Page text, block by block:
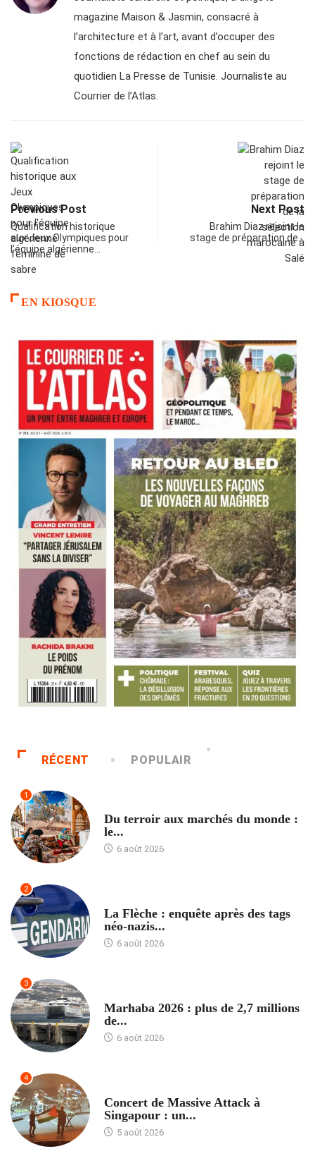
magazine Maison & Jasmin, consacré à
l’architecture et à l’art, avant d’occuper des
fonctions de rédaction en chef au sein du
quotidien La Presse de Tunisie. Journaliste au
Courrier de l’Atlas.
Previous Post
Qualification historique
aux Jeux Olympiques pour
l’équipe algérienne…
Next Post
Brahim Diaz rejoint le
stage de préparation de…
EN KIOSQUE
RÉCENT POPULAIR
1
Du terroir aux marchés du monde :
le...
6 août 2026
2
La Flèche : enquête après des tags
néo-nazis...
6 août 2026
3
Marhaba 2026 : plus de 2,7 millions
de...
6 août 2026
4
Concert de Massive Attack à
Singapour : un...
5 août 2026